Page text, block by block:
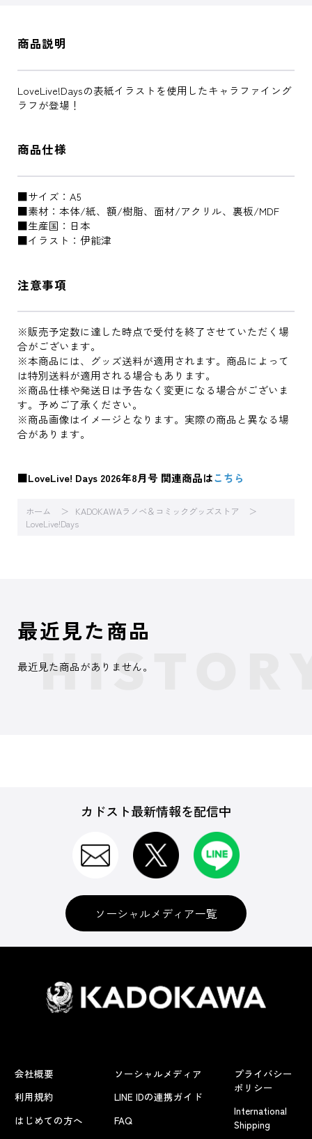
商品説明
LoveLive!Daysの表紙イラストを使用したキャラファイング
ラフが登場！
商品仕様
■サイズ：A5
■素材：本体/紙、額/樹脂、面材/アクリル、裏板/MDF
■生産国：日本
■イラスト：伊能津
注意事項
※販売予定数に達した時点で受付を終了させていただく場
合がございます。
※本商品には、グッズ送料が適用されます。商品によって
は特別送料が適用される場合もあります。
※商品仕様や発送日は予告なく変更になる場合がございま
す。予めご了承ください。
※商品画像はイメージとなります。実際の商品と異なる場
合があります。
■LoveLive! Days 2026年8月号 関連商品はこちら
ホーム
KADOKAWAラノベ＆コミックグッズストア
LoveLive!Days
最近見た商品
最近見た商品がありません。
カドスト最新情報を配信中
ソーシャルメディア一覧
会社概要
利用規約
はじめての方へ
ソーシャルメディア
LINE IDの連携ガイド
FAQ
プライバシー
ポリシー
International
Shipping